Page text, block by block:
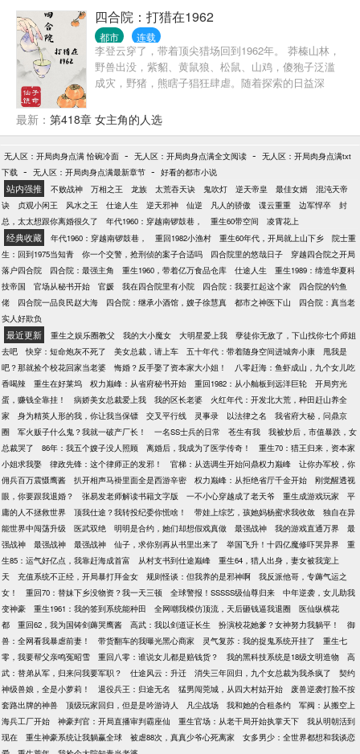
四合院：打猎在1962
都市 连载
李登云穿了，带着顶尖猎场回到1962年。 莽榛山林，
野兽出没，紫貂、黄鼠狼、松鼠、山鸡，傻狍子泛滥
成灾，野猪，熊瞎子猖狂肆虐。随着探索的日益深
百年灵芝逐渐揭开神秘面纱。 负伤回城的李登云毅然
扛起水连珠，为恓惶年代换个活法…… 治愈系，轻松
最新： 第418章 女主角的人选
无人区：开局肉身点满 恰碗冷面 - 无人区：开局肉身点满全文阅读 - 无人区：开局肉身点满txt
下载 - 无人区：开局肉身点满最新章节 - 好看的都市小说
站内强推 不败战神 万相之王 龙族 太荒吞天诀 鬼吹灯 逆天帝皇 最佳女婿
混沌天帝
诀
贞观小闲王 风水之王 仕途人生 逆天邪神 仙逆 凡人的骄傲 谍云重重 边军悍卒
封
总，太太想跟你离婚很久了
年代1960：穿越南锣鼓巷， 重生60带空间 凌霄花上
经典收藏 年代1960：穿越南锣鼓巷， 重回1982小渔村 重生60年代，开局就上山下乡
院士重
生：回到1975当知青
你一个交警，抢刑侦的案子合适吗 四合院里的悠哉日子
穿越四合院之开局
落户四合院
四合院：最强主角 重生1960，带着亿万食品仓库 仕途人生
重生1989：缔造华夏科
技帝国
官场从秘书开始 官媛 我在四合院里有小院 四合院：我要扛起这个家
四合院的钓鱼
佬
四合院一品良民赵大海 四合院：继承小酒馆，嫂子徐慧真 都市之神医下山
四合院：真当老
实人好欺负
最近更新 重生之娱乐圈教父 我的大小魔女 大明星爱上我
孽徒你无敌了，下山找你七个师姐
去吧
快穿：短命炮灰不死了 美女总裁，请上车 五十年代：带着随身空间进城奔小康
甩我是
吧？那就捡个校花回家当老婆
悔婚？反手娶了资本家大小姐！
八零赶海：鱼虾成山，九个女儿吃
香喝辣
重生在好莱坞 权力巅峰：从省府秘书开始 重回1982：从小舢板到远洋巨轮
开局穷光
蛋，赚钱全靠挂！
病娇美女总裁爱上我 我的区长老婆
火红年代：开发北大荒，种田赶山养全
家
身为精英人形的我，你让我当保镖 交叉平行线 灵事录 以法律之名
我省府大秘，问鼎京
圈
军火贩子什么鬼？我就一破产厂长！ 一名SS士兵的日常 苍生有我
我被炒后，市值暴跌，女
总裁哭了
86年：我五个嫂子没人照顾 离婚后，我成为了医学传奇！
重生70：猎王归来，资本家
小姐求我娶
律政先锋：这个律师正的发邪！ 官梯：从选调生开始问鼎权力巅峰
让你办军校，你
佣兵百万震慑鹰酱
扒开相声马褂里面全是西游辛密 权力巅峰：从拒绝省厅千金开始
刚觉醒透视
眼，你要跟我退婚？
张易发老师解读书籍文字版 一不小心穿越成了老天爷 重生成游戏玩家
平
庸的人不拯救世界
顶我仕途？我转投纪委你慌啥！ 带娃上综艺，孩她妈杨蜜求我收敛
独自在异
能世界中闯荡升级
医武双绝 明明是合约，她们却想假戏真做 最强战神 我的游戏直通万界
最
强战神
最强战神 最强战神 仙子，求你别再从书里出来了 举国飞升！十四亿魔修吓哭异界
重
生85：运气好亿点，我靠赶海成首富
从村支书到仕途巅峰
重生64，猎人出身，妻女被我宠上
天
充值系统不正经，开局暴打拜金女 规则怪谈：但我养的是邪神啊
我反派他哥，专薅气运之
女！
重回70：替妹下乡没物资？我一天三顿 全球警报！SSSSS级仙尊归来
中年逆袭，女儿助我
变神豪
重生1961：我的签到系统能种田 全网嘲我模仿顶流，天后砸钱逼我退圈
医仙纵横花
都
重回62，我为国铸剑薅哭鹰酱 高武：我以剑道证长生 扮演校花她爹？女神努力我躺平！
御
兽：全网看我暴虐前妻！
带货翻车的我曝光黑心商家 灵气复苏：我的捉鬼系统开挂了
重生七
零，我要帮父亲鸣冤昭雪
重回八零：谁说女儿都是赔钱货？ 我的黑科技系统是18级文明造物
高
武：替弟从军，归来问我要军职？
仕途风云：升迁 消失三年回归，九个女总裁为我杀疯了
契约
神级兽娘，全是小萝莉！
退役兵王：归途无名 猛男闯莞城，从四大村姑开始
废兽逆袭打脸不按
套路出牌的神兽
顶级玩家回归，但是是吟游诗人 凡尘战场 我和她的合租条约
军阀：从搬空上
海兵工厂开始
神豪判官：开局直播审判霸座仙 重生官场：从老干局开始执掌天下
我从明朝活到
现在
重生神豪系统让我躺赢全球 被虐88次，真真少爷心死离家
女多男少：全世界都想和我谈恋